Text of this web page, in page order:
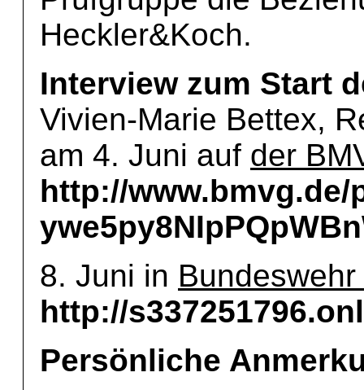
Heckler&Koch.
Interview zum Start
Vivien-Marie Bettex,
am 4. Juni auf der
http://www.bmvg.de/
8. Juni in
http://
Persönliche